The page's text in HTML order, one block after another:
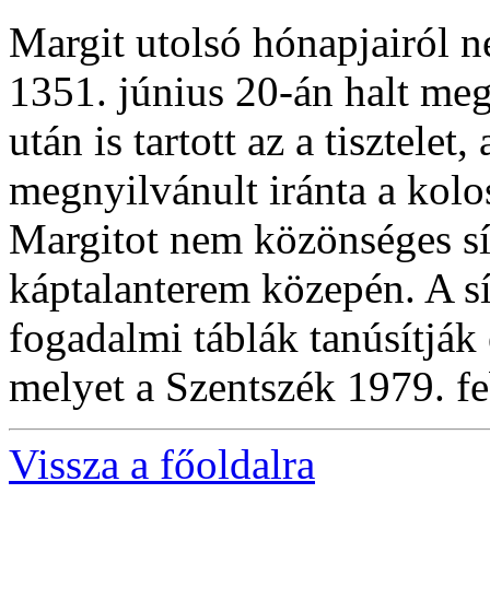
Margit utolsó hónapjairól
1351. június 20-án halt
után is tartott az a tisztelet,
megnyilvánult iránta a
Margitot nem közönséges
káptalanterem közepén. A
fogadalmi táblák tanúsítják
melyet a Szentszék 1979.
Vissza a főoldalra